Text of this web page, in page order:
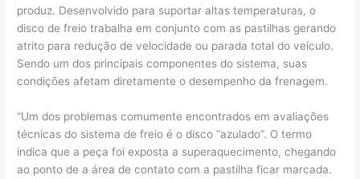
produz. Desenvolvido para suportar altas temperaturas, o
disco de freio trabalha em conjunto com as pastilhas gerando
atrito para redução de velocidade ou parada total do veículo.
Sendo um dos principais componentes do sistema, suas
condições afetam diretamente o desempenho da frenagem.
“Um dos problemas comumente encontrados em avaliações
técnicas do sistema de freio é o disco “azulado”. O termo
indica que a peça foi exposta a superaquecimento, chegando
ao ponto de a área de contato com a pastilha ficar marcada.